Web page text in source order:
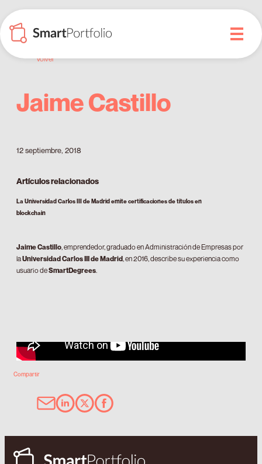
Volver
Jaime Castillo
12 septiembre, 2018
Artículos relacionados
La Universidad Carlos III de Madrid emite certificaciones de títulos en
blockchain
Jaime Castillo, emprendedor, graduado en Administración de Empresas por
laUniversidad Carlos III de Madrid, en 2016, describe su experiencia como
usuario deSmartDegrees.
Compartir